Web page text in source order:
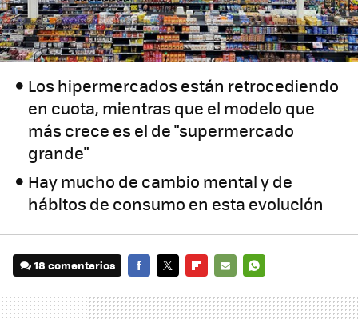
Los hipermercados están retrocediendo
en cuota, mientras que el modelo que
más crece es el de "supermercado
grande"
Hay mucho de cambio mental y de
hábitos de consumo en esta evolución
18 comentarios
MAIL